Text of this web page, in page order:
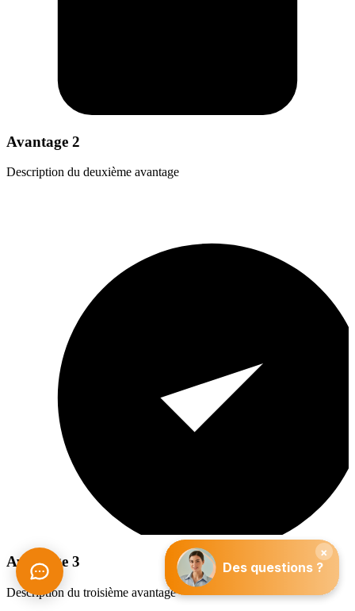
Avantage 2
Description du deuxième avantage
Avantage 3
Description du troisième avantage